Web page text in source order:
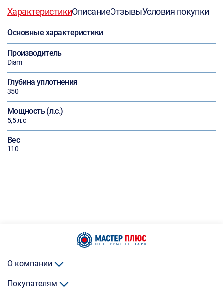
ХарактеристикиОписаниеОтзывыУсловия покупки
Основные характеристики
Производитель
Diam
Глубина уплотнения
350
Мощность (л.с.)
5,5 л.с
Вес
110
О компании
Покупателям